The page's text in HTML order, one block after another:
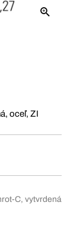
oceľ, ZI
C, vytvrdená